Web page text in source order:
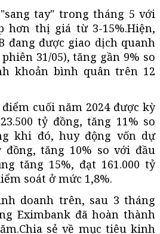
tay" trong tháng 5 với
hơn thị giá từ 3-15%.Hiện,
đang được giao dịch quanh
31/05), tăng gần 9% so
khoản bình quân trên 12
cuối năm 2024 được kỳ
tỷ đồng, tăng 11% so
khi đó, huy động vốn dự
đồng, tăng 10% so với đầu
tăng 15%, đạt 161.000 tỷ
soát ở mức 1,8%.
doanh trên, sau 3 tháng
Eximbank đã hoàn thành
sẻ về mục tiêu kinh